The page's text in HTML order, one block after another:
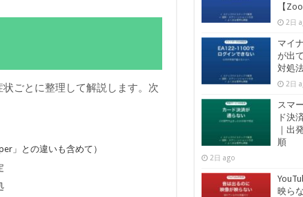
ごとに整理して解説します。次
」との違いも含めて）
【
2日
マイ
が出
対処
2日
スマ
ド決
｜出
順
2日 ago
映ら